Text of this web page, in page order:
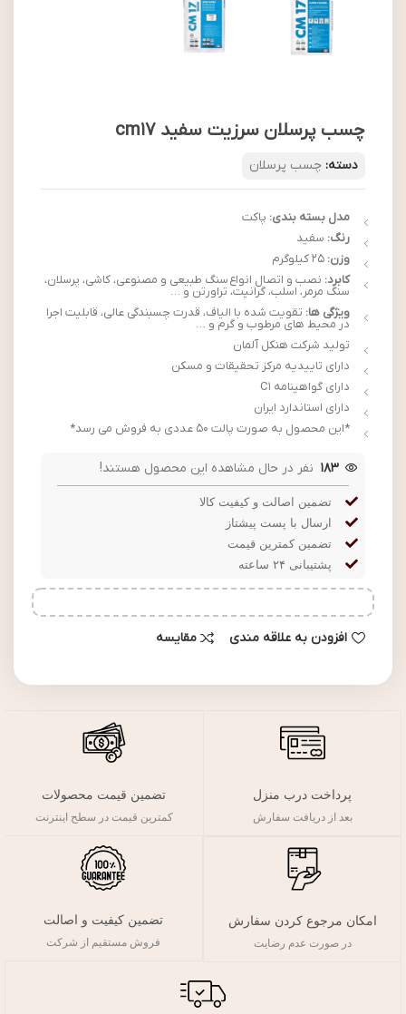
چسب پرسلان سرزیت سفید cm17
دسته: چسب پرسلان
مدل بسته بندی: پاکت
رنگ: سفید
وزن:
کابرد: نصب و اتصال انواع سنگ طبیعی و مصنوعی، کاشی، پرسلان،
سنگ مرمر، اسلب، گرانیت، تراورتن و …
ویژگی ها: تقویت شده با الیاف، قدرت چسبندگی عالی، قابلیت اجرا
در محیط های مرطوب و گرم و …
تولید شرکت هنکل آلمان
دارای تاییدیه مرکز تحقیقات و مسکن
دارای گواهینامه C1
دارای استاندارد ایران
*این محصول به صورت پالت 50 عددی به فروش می رسد*
183 نفر در حال مشاهده این محصول هستند!
تضمین اصالت و کیفیت کالا
ارسال با پست پیشتاز
تضمین کمترین قیمت
پشتیبانی ۲۴ ساعته
افزودن به علاقه مندی مقایسه
پرداخت درب منزل
بعد از دریافت سفارش
تضمین قیمت محصولات
کمترین قیمت در سطح اینترنت
امکان مرجوع کردن سفارش
در صورت عدم رضایت
تضمین کیفیت و اصالت
فروش مستقیم از شرکت